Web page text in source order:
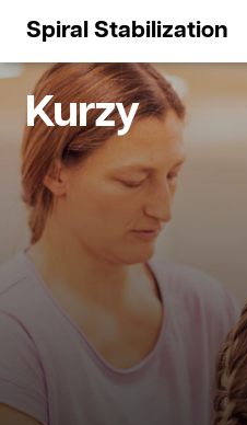
Spiral Stabilization
Kurzy